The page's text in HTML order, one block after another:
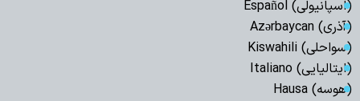
(اسپانیولی) Español
(آذری) Azərbaycan
(سواحلی) Kiswahili
(ایتالیایی) Italiano
(هوسه) Hausa